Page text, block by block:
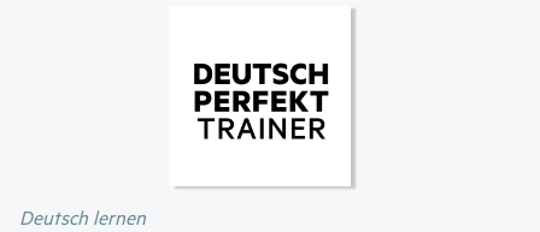
Inhalt
Deutsch lernen